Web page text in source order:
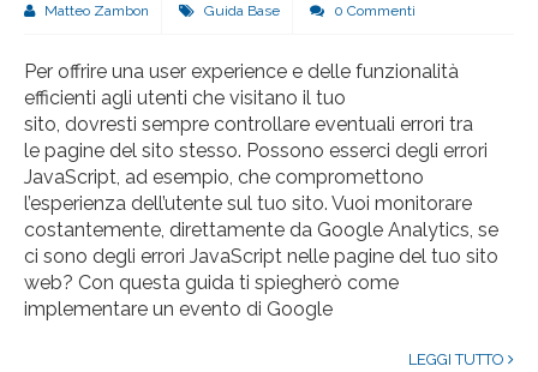
Matteo Zambon Guida Base 0 Commenti
Per offrire una user experience e delle funzionalità
efficienti agli utenti che visitano il tuo
sito, dovresti sempre controllare eventuali errori tra
le pagine del sito stesso. Possono esserci degli errori
JavaScript, ad esempio, che compromettono
l’esperienza dell’utente sul tuo sito. Vuoi monitorare
costantemente, direttamente da Google Analytics, se
ci sono degli errori JavaScript nelle pagine del tuo sito
web? Con questa guida ti spiegherò come
implementare un evento di Google
LEGGI TUTTO